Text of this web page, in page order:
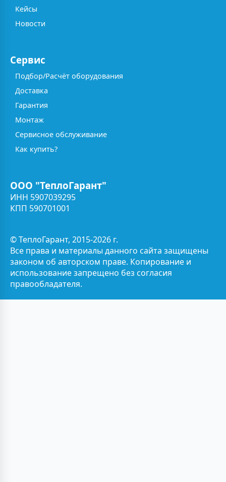
Кейсы
Новости
Сервис
Подбор/Расчёт оборудования
Доставка
Гарантия
Монтаж
Сервисное обслуживание
Как купить?
ООО "ТеплоГарант"
ИНН 5907039295
КПП 590701001
© ТеплоГарант, 2015-2026 г.
Все права и материалы данного сайта защищены
законом об авторском праве. Копирование и
использование запрещено без согласия
правообладателя.